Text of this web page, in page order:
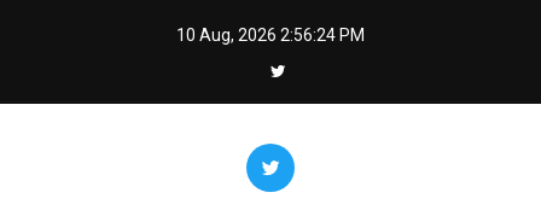
10 Aug, 2026 2:56:25 PM